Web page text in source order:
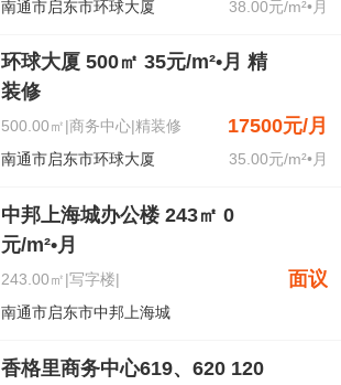
南通市启东市环球大厦 38.00元/m²•月
环球大厦 500㎡ 35元/m²•月 精
装修
500.00㎡|商务中心|精装修 17500元/月
南通市启东市环球大厦 35.00元/m²•月
中邦上海城办公楼 243㎡ 0
元/m²•月
243.00㎡|写字楼| 面议
南通市启东市中邦上海城
香格里商务中心619、620 120